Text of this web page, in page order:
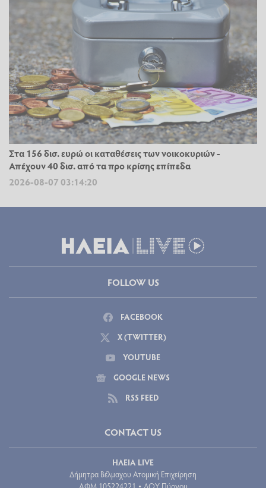
Στα 156 δισ. ευρώ οι καταθέσεις των νοικοκυριών -
Απέχουν 40 δισ. από τα προ κρίσης επίπεδα
2026-08-07 03:14:20
FOLLOW US
FACEBOOK
X (TWITTER)
YOUTUBE
GOOGLE NEWS
RSS FEED
CONTACT US
ΗΛΕΙΑ LIVE
Δήμητρα Βέλμαχου Ατομική Επιχείρηση